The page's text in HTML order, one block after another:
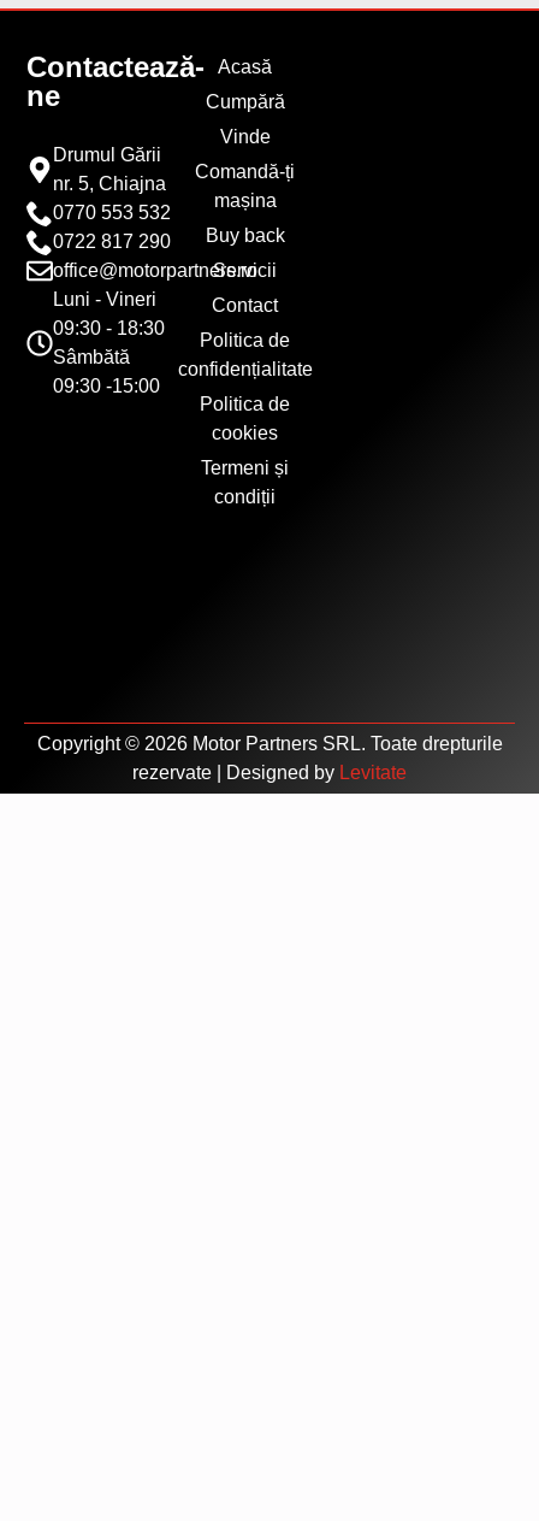
Contactează-
ne
Drumul Gării
nr. 5, Chiajna
0770 553 532
0722 817 290
office@motorpartners.ro
Luni - Vineri
09:30 - 18:30
Sâmbătă
09:30 -15:00
Acasă
Cumpără
Vinde
Comandă-ți
mașina
Buy back
Servicii
Contact
Politica de
confidențialitate
Politica de
cookies
Termeni și
condiții
Copyright © 2026 Motor Partners SRL. Toate drepturile
rezervate | Designed by Levitate